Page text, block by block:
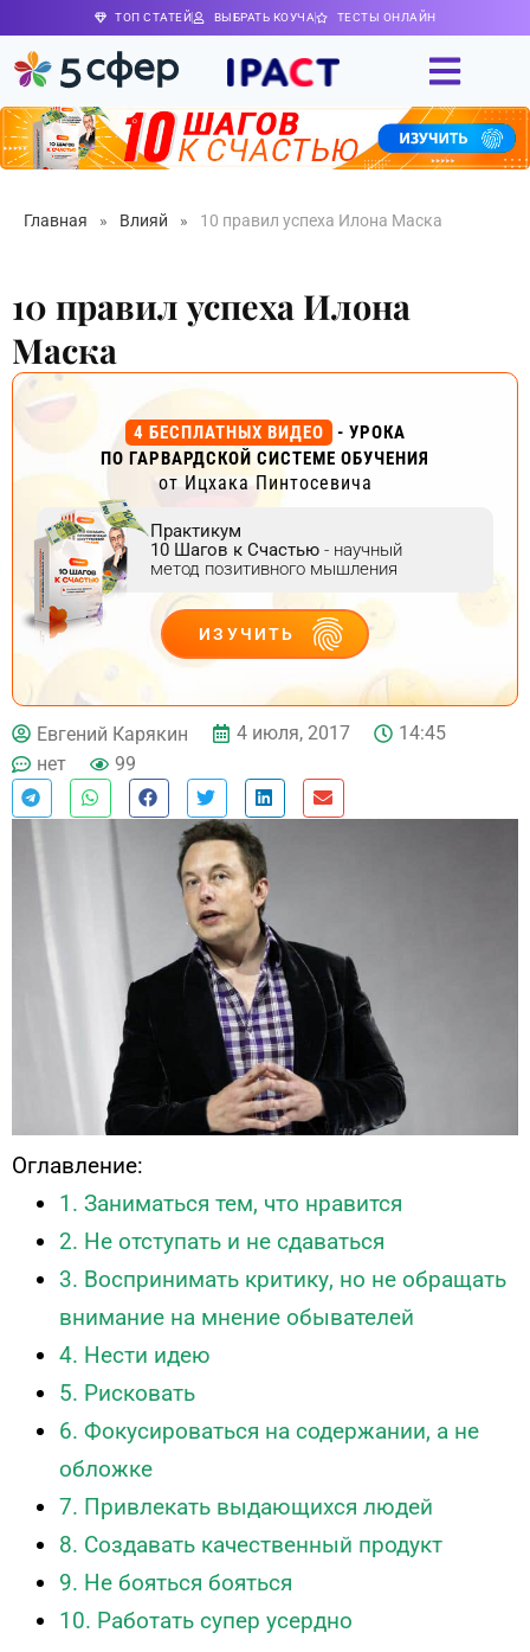
ТОП СТАТЕЙ ВЫБРАТЬ КОУЧА ТЕСТЫ ОНЛАЙН
Главная » Влияй » 10 правил успеха Илона Маска
10 правил успеха Илона
Маска
4 БЕСПЛАТНЫХ ВИДЕО
- УРОКА
ПО ГАРВАРДСКОЙ СИСТЕМЕ ОБУЧЕНИЯ
от Ицхака Пинтосевича
Практикум
10 Шагов к Счастью - научный
метод позитивного мышления
ИЗУЧИТЬ
ДЕЙСТВУЙ
Евгений Карякин 4 июля, 2017
14:45
нет
99
Оглавление:
1. Заниматься тем, что нравится
2. Не отступать и не сдаваться
3. Воспринимать критику, но не обращать
внимание на мнение обывателей
4. Нести идею
5. Рисковать
6. Фокусироваться на содержании, а не
обложке
7. Привлекать выдающихся людей
8. Создавать качественный продукт
9. Не бояться бояться
10. Работать супер усердно